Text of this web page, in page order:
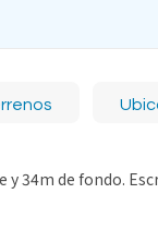
y 34m de fondo.